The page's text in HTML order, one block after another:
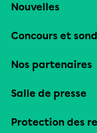
Nouvelles
Concours et
Nos partenaires
Salle de presse
Protection des